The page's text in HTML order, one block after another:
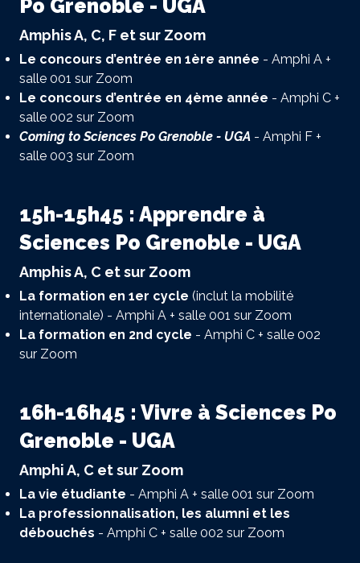
Po Grenoble - UGA
Amphis A, C, F et sur Zoom
Le concours d’entrée en 1ère année - Amphi A +
salle 001 sur Zoom
Le concours d’entrée en 4ème année - Amphi C +
salle 002 sur Zoom
Coming to Sciences Po Grenoble - UGA - Amphi F +
salle 003 sur Zoom
15h-15h45 : Apprendre à
Sciences Po Grenoble - UGA
Amphis A, C et sur Zoom
La formation en 1er cycle (inclut la mobilité
internationale) - Amphi A + salle 001 sur Zoom
La formation en 2nd cycle - Amphi C + salle 002
sur Zoom
16h-16h45 : Vivre à Sciences Po
Grenoble - UGA
Amphi A, C et sur Zoom
La vie étudiante - Amphi A + salle 001 sur Zoom
La professionnalisation, les alumni et les
débouchés - Amphi C + salle 002 sur Zoom